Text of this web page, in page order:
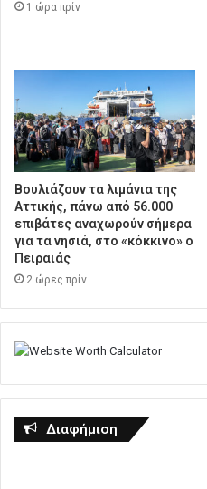
1 ώρα πρίν
Βουλιάζουν τα λιμάνια της
Αττικής, πάνω από 56.000
επιβάτες αναχωρούν σήμερα
για τα νησιά, στο «κόκκινο» ο
Πειραιάς
2 ώρες πρίν
Διαφήμιση